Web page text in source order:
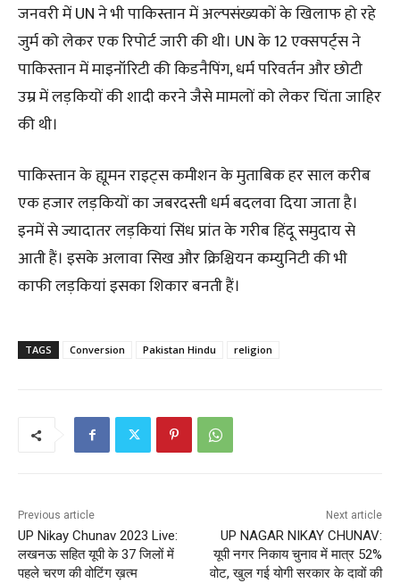
जनवरी में UN ने भी पाकिस्तान में अल्पसंख्यकों के खिलाफ हो रहे
जुर्म को लेकर एक रिपोर्ट जारी की थी। UN के 12 एक्सपर्ट्स ने
पाकिस्तान में माइनॉरिटी की किडनैपिंग, धर्म परिवर्तन और छोटी
उम्र में लड़कियों की शादी करने जैसे मामलों को लेकर चिंता जाहिर
की थी।
पाकिस्तान के ह्यूमन राइट्स कमीशन के मुताबिक हर साल करीब
एक हजार लड़कियों का जबरदस्ती धर्म बदलवा दिया जाता है।
इनमें से ज्यादातर लड़कियां सिंध प्रांत के गरीब हिंदू समुदाय से
आती हैं। इसके अलावा सिख और क्रिश्चियन कम्युनिटी की भी
काफी लड़कियां इसका शिकार बनती हैं।
TAGS Conversion Pakistan Hindu religion
Previous article
UP Nikay Chunav 2023 Live:
लखनऊ सहित यूपी के 37 जिलों में
पहले चरण की वोटिंग ख़त्म
Next article
UP NAGAR NIKAY CHUNAV:
यूपी नगर निकाय चुनाव में मात्र 52%
वोट, खुल गई योगी सरकार के दावों की